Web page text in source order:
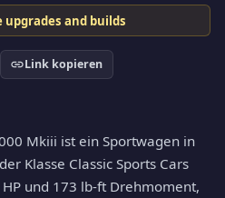
upgrades and builds
Link kopieren
Mkiii ist ein Sportwagen in
Klasse Classic Sports Cars
und 173 lb-ft Drehmoment,